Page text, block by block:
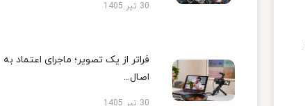
30 تیر 1405
فراتر از یک تصویر؛ ماجرای اعتماد به
اصال...
30 تیر 1405